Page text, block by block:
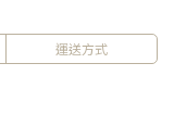
運送方式